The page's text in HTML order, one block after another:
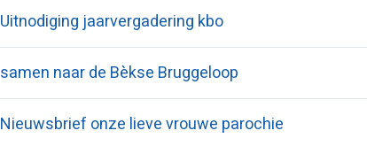
Uitnodiging jaarvergadering kbo
samen naar de Bèkse Bruggeloop
Nieuwsbrief onze lieve vrouwe parochie